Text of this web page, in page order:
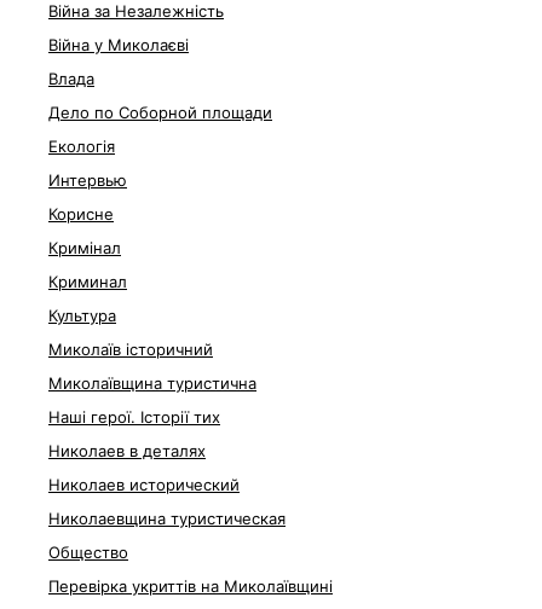
Війна за Незалежність
Війна у Миколаєві
Влада
Дело по Соборной площади
Екологія
Интервью
Корисне
Кримінал
Криминал
Культура
Миколаїв історичний
Миколаївщина туристична
Наші герої. Історії тих
Николаев в деталях
Николаев исторический
Николаевщина туристическая
Общество
Перевірка укриттів на Миколаївщині